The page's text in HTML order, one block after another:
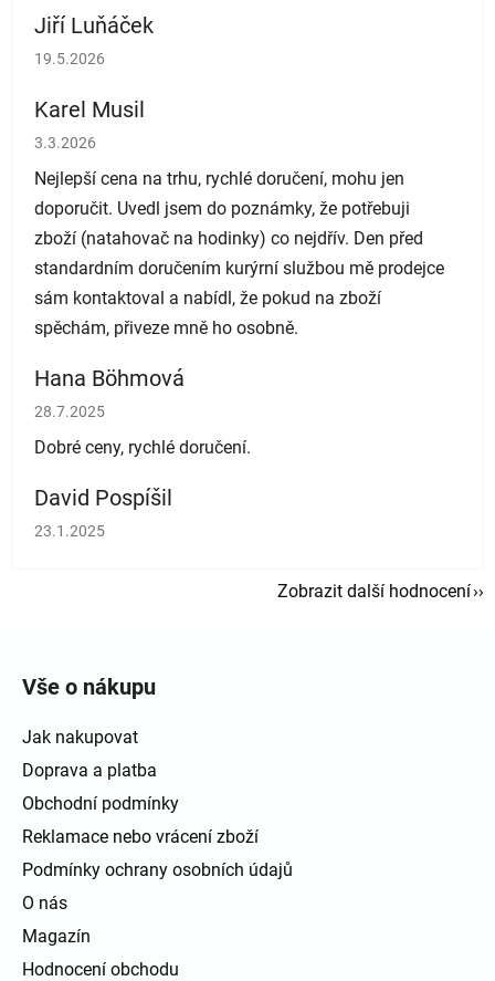
Jiří Luňáček
Hodnocení obchodu je 5 z 5 hvězdiček.
19.5.2026
Karel Musil
Hodnocení obchodu je 5 z 5 hvězdiček.
3.3.2026
Nejlepší cena na trhu, rychlé doručení, mohu jen
doporučit. Uvedl jsem do poznámky, že potřebuji
zboží (natahovač na hodinky) co nejdřív. Den před
standardním doručením kurýrní službou mě prodejce
sám kontaktoval a nabídl, že pokud na zboží
spěchám, přiveze mně ho osobně.
Hana Böhmová
Hodnocení obchodu je 5 z 5 hvězdiček.
28.7.2025
Dobré ceny, rychlé doručení.
David Pospíšil
Hodnocení obchodu je 5 z 5 hvězdiček.
23.1.2025
Zobrazit další hodnocení
Vše o nákupu
Jak nakupovat
Doprava a platba
Obchodní podmínky
Reklamace nebo vrácení zboží
Podmínky ochrany osobních údajů
O nás
Magazín
Hodnocení obchodu